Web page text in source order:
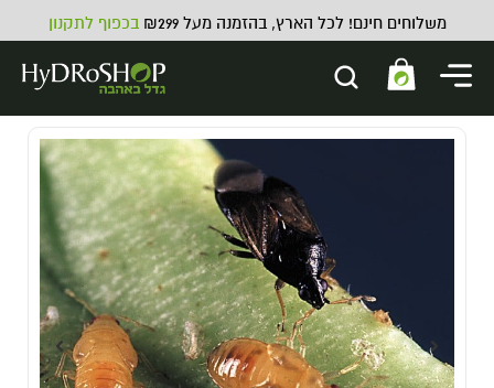
משלוחים חינם! לכל הארץ, בהזמנה מעל ₪299 בכפוף לתקנון
ATHENA Pro Line Fade -
ATHENA Pro Line Fade 19L
₪967.00
+
ADD